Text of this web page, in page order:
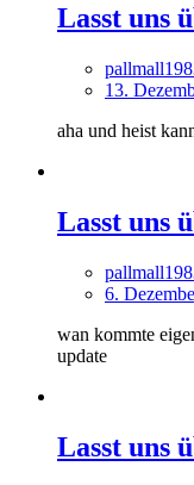
Lasst uns
13.
aha und heist
Lasst uns
6.
wan kommte
update
Lasst uns